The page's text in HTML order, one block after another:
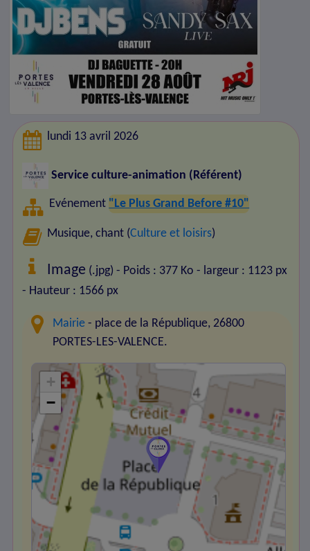
lundi 13 avril 2026
Service culture-animation (Référent)
Evénement "Le Plus Grand Before #10"
Musique, chant (Culture et loisirs)
Image (.jpg) - Poids : 377 Ko - largeur : 1123 px
- Hauteur : 1566 px
Mairie - place de la République, 26800
PORTES-LES-VALENCE.
+
−